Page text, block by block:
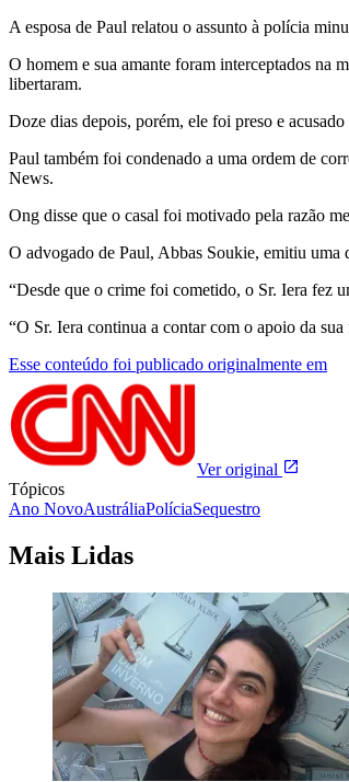
A esposa de Paul relatou o assunto à polícia
O homem e sua amante foram interceptados na
libertaram.
Doze dias depois, porém, ele foi preso e
Paul também foi condenado a uma ordem de
News.
Ong disse que o casal foi motivado pela razão
O advogado de Paul, Abbas Soukie, emitiu uma
“Desde que o crime foi cometido, o Sr. Iera fez
“O Sr. Iera continua a contar com o apoio da
Esse conteúdo foi publicado originalmente em
Ver original
Tópicos
Ano NovoAustráliaPolíciaSequestro
Mais Lidas